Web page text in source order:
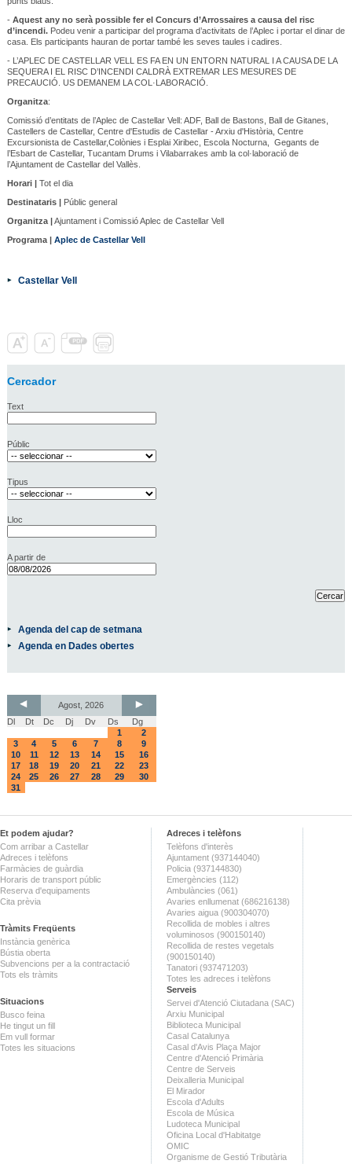
- Aquest any no serà possible fer el Concurs d’Arrossaires a causa del risc
d’incendi.Podeu venir a participar del programa d’activitats de l’Aplec i portar el dinar de
casa. Els participants hauran de portar també les seves taules i cadires.
- L’APLEC DE CASTELLAR VELL ES FA EN UN ENTORN NATURAL I A CAUSA DE LA
SEQUERA I EL RISC D’INCENDI CALDRÀ EXTREMAR LES MESURES DE
PRECAUCIÓ. US DEMANEM LA COL·LABORACIÓ.
Organitza:
Comissió d’entitats de l’Aplec de Castellar Vell: ADF, Ball de Bastons, Ball de Gitanes,
Castellers de Castellar, Centre d'Estudis de Castellar - Arxiu d'Història, Centre
Excursionista de Castellar,Colònies i Esplai Xiribec, Escola Nocturna, Gegants de
l’Esbart de Castellar, Tucantam Drums i Vilabarrakes amb la col·laboració de
l’Ajuntament de Castellar del Vallès.
Horari |Tot el dia
Destinataris |Públic general
Organitza |Ajuntament i Comissió Aplec de Castellar Vell
Programa | Aplec de Castellar Vell
Castellar Vell
Cercador
Text
Públic
Tipus
Lloc
A partir de
Agenda del cap de setmana
Agenda en Dades obertes
Agost, 2026
Dl
Dt Dc Dj Dv Ds
Dg
1
2
3
4 5 6 7 8
9
10
11 12 13 14 15
16
17
18 19 20 21 22
23
24
25 26 27 28 29
30
31
Et podem ajudar?
Com arribar a Castellar
Adreces i telèfons
Farmàcies de guàrdia
Horaris de transport públic
Reserva d'equipaments
Cita prèvia
Tràmits Freqüents
Instància genèrica
Bústia oberta
Subvencions per a la contractació
Tots els tràmits
Situacions
Busco feina
He tingut un fill
Em vull formar
Totes les situacions
Adreces i telèfons
Telèfons d'interès
Ajuntament (937144040)
Policia (937144830)
Emergències (112)
Ambulàncies (061)
Avaries enllumenat (686216138)
Avaries aigua (900304070)
Recollida de mobles i altres
voluminosos (900150140)
Recollida de restes vegetals
(900150140)
Tanatori (937471203)
Totes les adreces i telèfons
Serveis
Servei d'Atenció Ciutadana (SAC)
Arxiu Municipal
Biblioteca Municipal
Casal Catalunya
Casal d'Avis Plaça Major
Centre d'Atenció Primària
Centre de Serveis
Deixalleria Municipal
El Mirador
Escola d'Adults
Escola de Música
Ludoteca Municipal
Oficina Local d'Habitatge
OMIC
Organisme de Gestió Tributària